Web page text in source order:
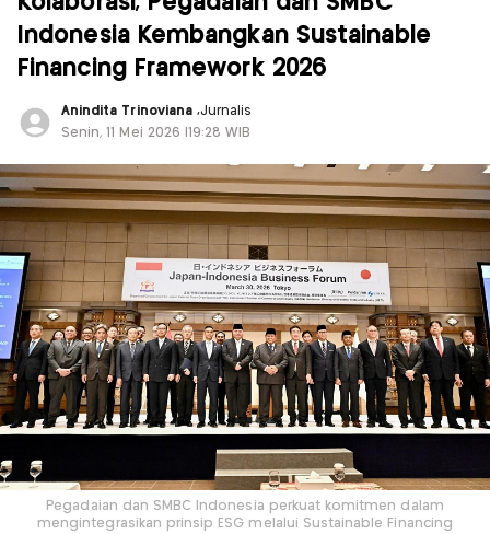
Indonesia Kembangkan Sustainable
Financing Framework 2026
Anindita Trinoviana ,Jurnalis
Senin, 11 Mei 2026 |19:28 WIB
Pegadaian dan SMBC Indonesia perkuat komitmen dalam
mengintegrasikan prinsip ESG melalui Sustainable Financing